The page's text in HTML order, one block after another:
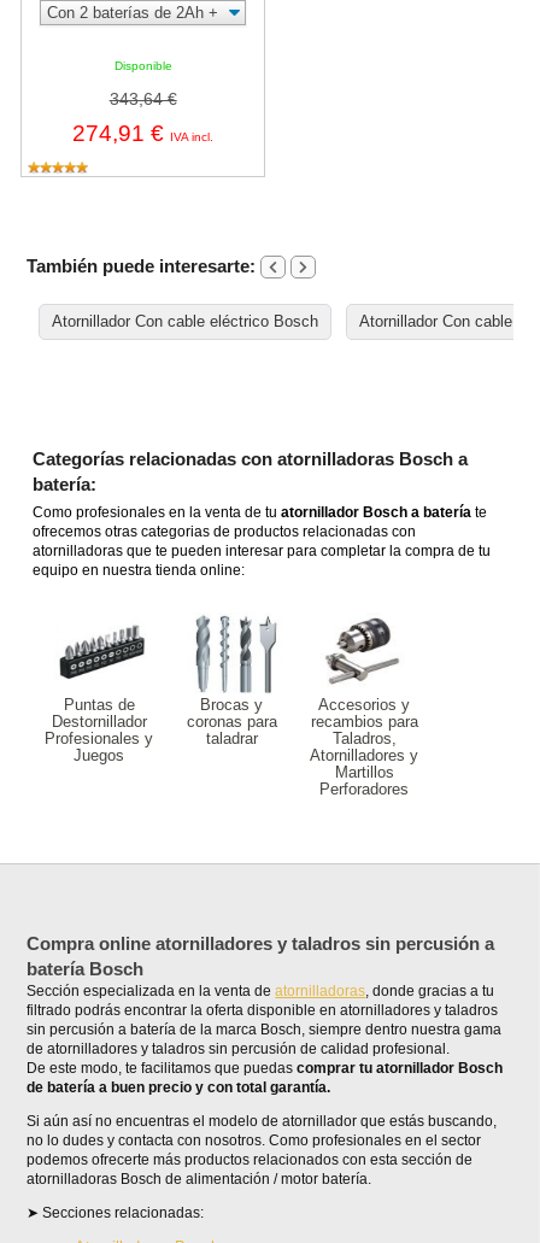
Disponible
343,64 €
274,91 € IVA incl.
También puede interesarte:
Atornillador Con cable eléctrico Bosch Atornillador Con cable
Categorías relacionadas con atornilladoras Bosch a
batería:
Como profesionales en la venta de tuatornillador Bosch a batería te
ofrecemos otras categorias de productos relacionadas con
atornilladoras que te pueden interesar para completar la compra de tu
equipo en nuestra tienda online:
Puntas de
Destornillador
Profesionales y
Juegos
Brocas y
coronas para
taladrar
Accesorios y
recambios para
Taladros,
Atornilladores y
Martillos
Perforadores
Compra online atornilladores y taladros sin percusión a
batería Bosch
Sección especializada en la venta deatornilladoras, donde gracias a tu
filtrado podrás encontrar la oferta disponible en atornilladores y taladros
sin percusión a batería de la marca Bosch, siempre dentro nuestra gama
de atornilladores y taladros sin percusión de calidad profesional.
De este modo, te facilitamos que puedascomprar tu atornillador Bosch
de batería a buen precio y con total garantía.
Si aún así no encuentras el modelo de atornillador que estás buscando,
no lo dudes y contacta con nosotros. Como profesionales en el sector
podemos ofrecerte más productos relacionados con esta sección de
atornilladoras Bosch de alimentación / motor batería.
Secciones relacionadas: